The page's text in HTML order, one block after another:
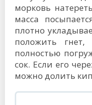
морковь
масса
плотно
положить
полностью
сок. Если его
можно долить